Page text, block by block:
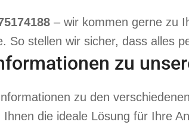
– wir kommen gerne zu
So stellen wir sicher, dass alles
zu
zu den
die ideale Lösung für Ihre